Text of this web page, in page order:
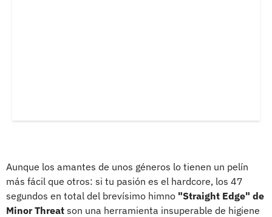
Aunque los amantes de unos géneros lo tienen un pelín
más fácil que otros: si tu pasión es el hardcore, los 47
segundos en total del brevísimo himno "Straight Edge" de
Minor Threat son una herramienta insuperable de higiene